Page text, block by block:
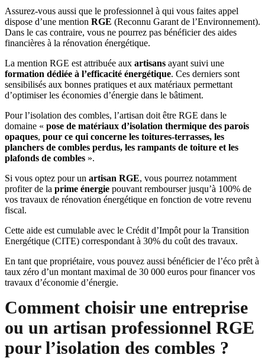
Assurez-vous aussi que le professionnel à qui vous faites appel
dispose d’une mention RGE (Reconnu Garant de l’Environnement).
Dans le cas contraire, vous ne pourrez pas bénéficier des aides
financières à la rénovation énergétique.
La mention RGE est attribuée aux artisans ayant suivi une
formation dédiée à l’efficacité énergétique. Ces derniers sont
sensibilisés aux bonnes pratiques et aux matériaux permettant
d’optimiser les économies d’énergie dans le bâtiment.
Pour l’isolation des combles, l’artisan doit être RGE dans le
domaine « pose de matériaux d’isolation thermique des parois
opaques, pour ce qui concerne les toitures-terrasses, les
planchers de combles perdus, les rampants de toiture et les
plafonds de combles ».
Si vous optez pour un artisan RGE, vous pourrez notamment
profiter de la prime énergie pouvant rembourser jusqu’à 100% de
vos travaux de rénovation énergétique en fonction de votre revenu
fiscal.
Cette aide est cumulable avec le Crédit d’Impôt pour la Transition
Energétique (CITE) correspondant à 30% du coût des travaux.
En tant que propriétaire, vous pouvez aussi bénéficier de l’éco prêt à
taux zéro d’un montant maximal de 30 000 euros pour financer vos
travaux d’économie d’énergie.
Comment choisir une entreprise
ou un artisan professionnel RGE
pour l’isolation des combles ?